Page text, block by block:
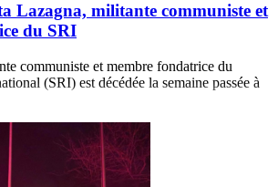
Lazagna, militante communiste et
du SRI
communiste et membre fondatrice du
(SRI) est décédée la semaine passée à